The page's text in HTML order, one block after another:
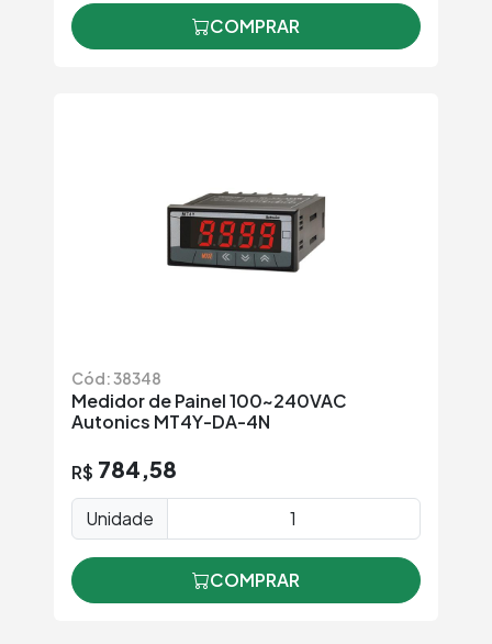
COMPRAR
Cód: 38348
Medidor de Painel 100~240VAC
Autonics MT4Y-DA-4N
R$ 784,58
Unidade
COMPRAR